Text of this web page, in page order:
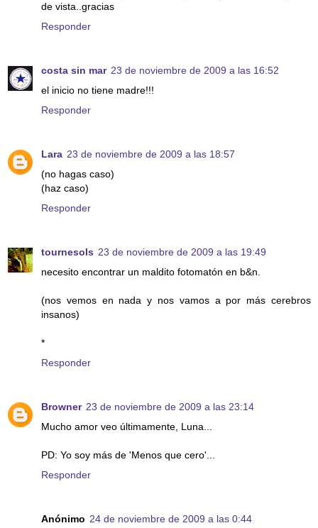
de vista..gracias
Responder
costa sin mar 23 de noviembre de 2009 a las 16:52
el inicio no tiene madre!!!
Responder
Lara 23 de noviembre de 2009 a las 18:57
(no hagas caso)
(haz caso)
Responder
tournesols 23 de noviembre de 2009 a las 19:49
necesito encontrar un maldito fotomatón en b&n.
(nos vemos en nada y nos vamos a por más cerebros
insanos)
*
Responder
Browner 23 de noviembre de 2009 a las 23:14
Mucho amor veo últimamente, Luna...
PD: Yo soy más de 'Menos que cero'...
Responder
Anónimo 24 de noviembre de 2009 a las 0:44